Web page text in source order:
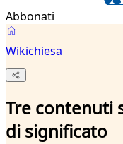
Abbonati
Wikichiesa
Tre contenuti
di significato